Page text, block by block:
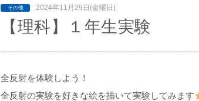
2024年11月29日(金曜日)
【理科】１年生実験
全反射を体験しよう！
全反射の実験を好きな絵を描いて実験してみます